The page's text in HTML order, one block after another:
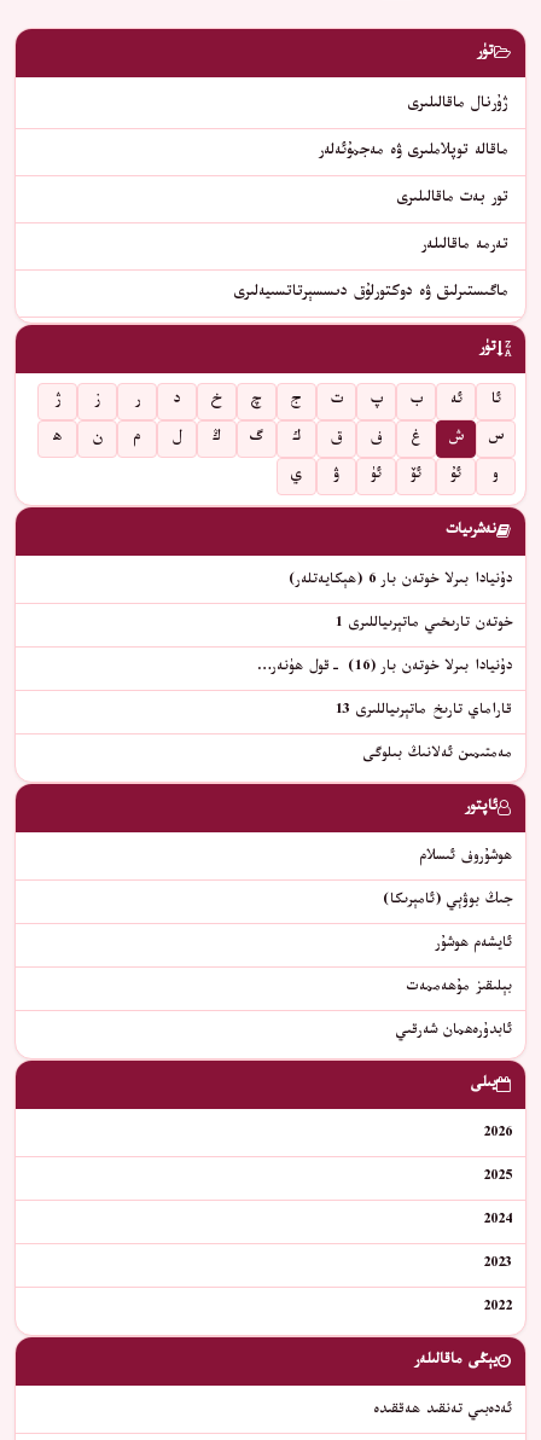
تۈر
ژۇرنال ماقالىلىرى
ماقالە توپلاملىرى ۋە مەجمۇئەلەر
تور بەت ماقالىلىرى
تەرمە ماقالىلەر
ماگىستىرلىق ۋە دوكتورلۇق دىسسېرتاتسىيەلىرى
تۈر
ئا ئە ب پ ت ج چ خ د ر ز
ژ
س
ش غ ف ق ك گ ڭ ل م ن
ھ
و
ئۇ ئۆ ئۈ ۋ ي
نەشرىيات
دۇنيادا بىرلا خوتەن بار 6 (ھېكايەتلەر)
خوتەن تارىخىي ماتېرىياللىرى 1
دۇنيادا بىرلا خوتەن بار (16) -قول ھۈنەر…
قاراماي تارىخ ماتېرىياللىرى 13
مەمتىمىن ئەلانىڭ بىلوگى
ئاپتور
ھوشۇروف ئىسلام
جىڭ بوۋېي (ئامېرىكا)
ئايشەم ھوشۇر
بېلىقىز مۇھەممەت
ﺋﺎﺑﺪﯗﺭﻩﮬﻤﺎﻥ ﺷﻪﺭﻗﯩﻲ
يىلى
2026
2025
2024
2023
2022
يېڭى ماقالىلەر
ئەدەبىي تەنقىد ھەققىدە